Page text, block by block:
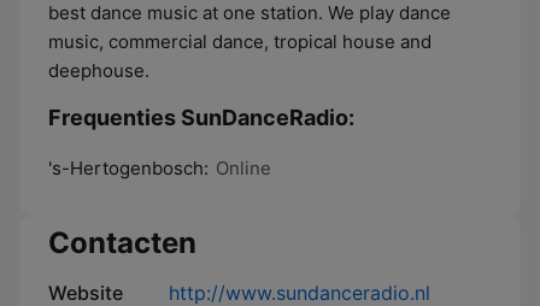
best dance music at one station. We play dance
music, commercial dance, tropical house and
deephouse.
Frequenties SunDanceRadio:
's-Hertogenbosch: Online
Contacten
Website http://www.sundanceradio.nl